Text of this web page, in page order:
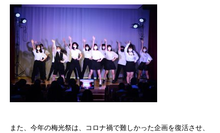
また、今年の梅光祭は、コロナ禍で難しかった企画を復活させ、